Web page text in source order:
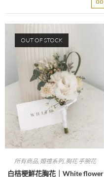
OUT OF STOCK
所有商品, 婚禮系列,胸花 手腕花
白桔梗鮮花胸花｜White flower